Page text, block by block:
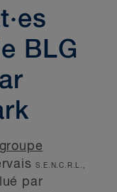
BLG
groupe
S.E.N.C.R.L.,
par